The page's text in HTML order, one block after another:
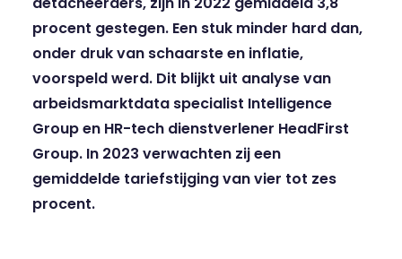
procent gestegen. Een stuk minder hard dan,
onder druk van schaarste en inflatie,
voorspeld werd. Dit blijkt uit analyse van
arbeidsmarktdata specialist Intelligence
Group en HR-tech dienstverlener HeadFirst
Group. In 2023 verwachten zij een
gemiddelde tariefstijging van vier tot zes
procent.